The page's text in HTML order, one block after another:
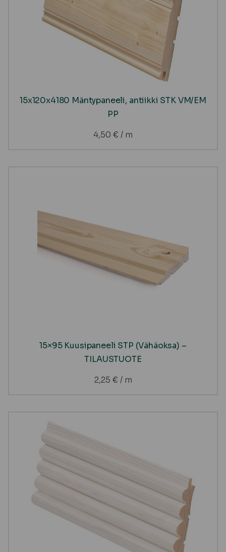
15x120x4180 Mäntypaneeli, antiikki STK VM/EM
PP
4,50 € / m
15×95 Kuusipaneeli STP (Vähäoksa) –
TILAUSTUOTE
2,25 € / m